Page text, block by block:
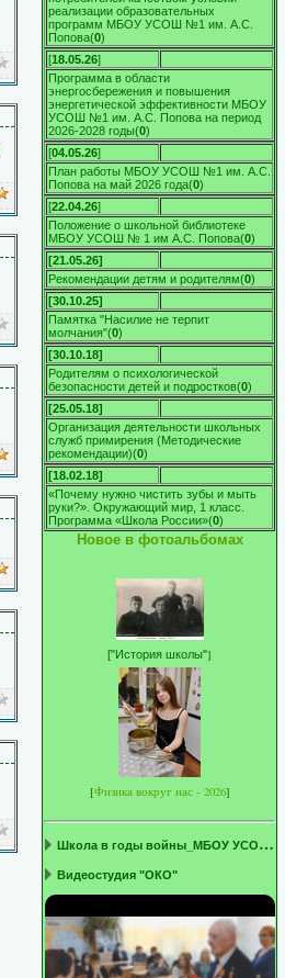
реализации образовательных
программ МБОУ УСОШ №1 им. А.С.
Попова(0)
[18.05.26]
Программа в области
энергосбережения и повышения
энергетической эффективности МБОУ
УСОШ №1 им. А.С. Попова на период
2026-2028 годы(0)
[04.05.26]
План работы МБОУ УСОШ №1 им. А.С.
Попова на май 2026 года(0)
[22.04.26]
Положение о школьной библиотеке
МБОУ УСОШ № 1 им А.С. Попова(0)
[21.05.26]
Рекомендации детям и родителям(0)
[30.10.25]
Памятка "Насилие не терпит
молчания"(0)
[30.10.18]
Родителям о психологической
безопасности детей и подростков(0)
[25.05.18]
Организация деятельности школьных
служб примирения (Методические
рекомендации)(0)
[18.02.18]
«Почему нужно чистить зубы и мыть
руки?». Окружающий мир, 1 класс.
Программа «Школа России»(0)
Новое в фотоальбомах
["История школы"]
[Физика вокруг нас - 2026]
Ш
кола в годы войны_МБОУ УСОШ1 ...
Видеостудия "ОКО"